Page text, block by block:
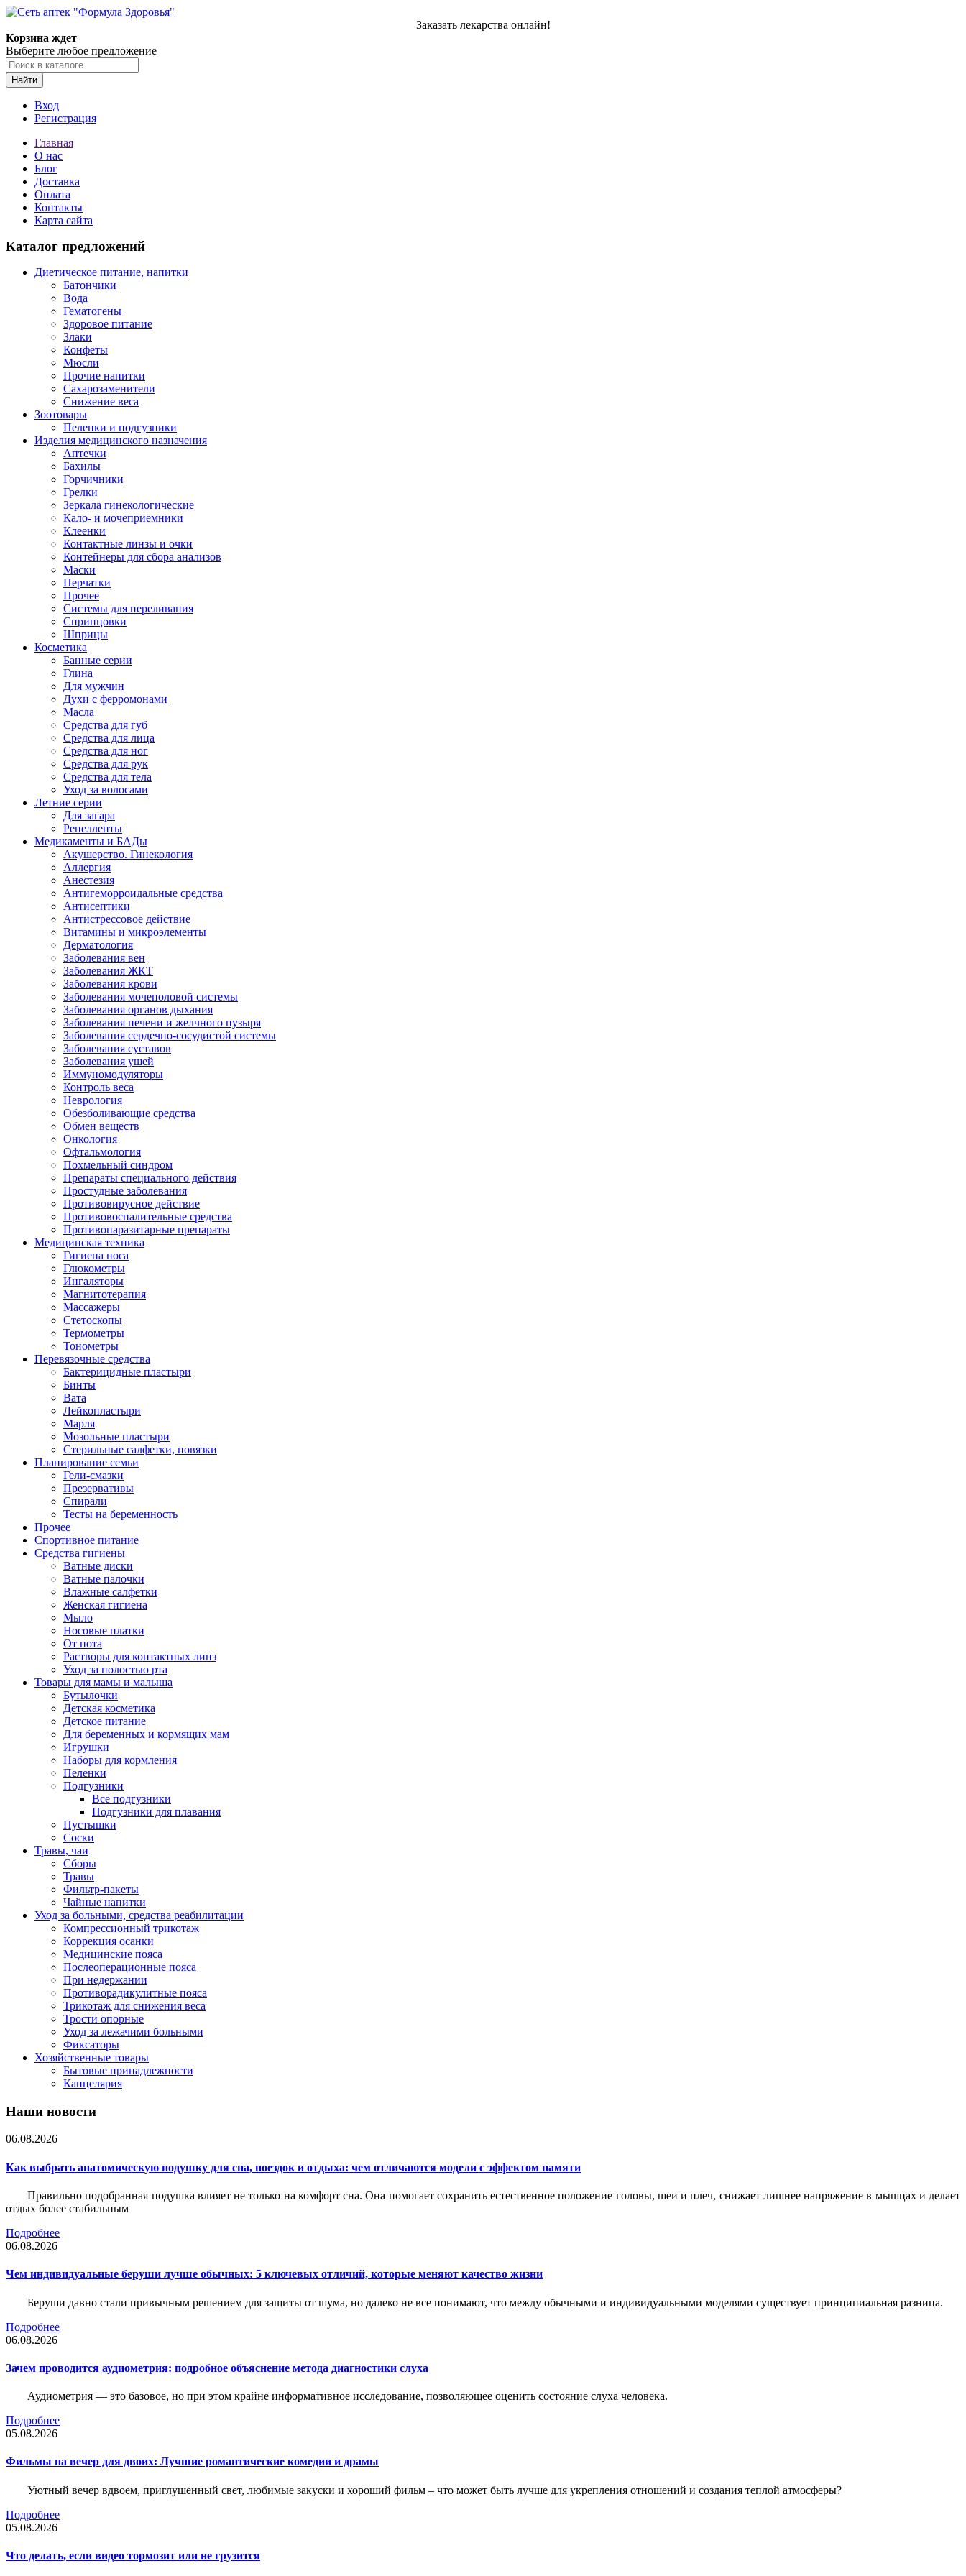
Заказать лекарства онлайн!
Корзина ждет
Выберите любое предложение
Найти
Вход
Регистрация
Главная
О нас
Блог
Доставка
Оплата
Контакты
Карта сайта
Каталог предложений
Диетическое питание, напитки
Батончики
Вода
Гематогены
Здоровое питание
Злаки
Конфеты
Мюсли
Прочие напитки
Сахарозаменители
Снижение веса
Зоотовары
Пеленки и подгузники
Изделия медицинского назначения
Аптечки
Бахилы
Горчичники
Грелки
Зеркала гинекологические
Кало- и мочеприемники
Клеенки
Контактные линзы и очки
Контейнеры для сбора анализов
Маски
Перчатки
Прочее
Системы для переливания
Спринцовки
Шприцы
Косметика
Банные серии
Глина
Для мужчин
Духи с ферромонами
Масла
Средства для губ
Средства для лица
Средства для ног
Средства для рук
Средства для тела
Уход за волосами
Летние серии
Для загара
Репелленты
Медикаменты и БАДы
Акушерство. Гинекология
Аллергия
Анестезия
Антигеморроидальные средства
Антисептики
Антистрессовое действие
Витамины и микроэлементы
Дерматология
Заболевания вен
Заболевания ЖКТ
Заболевания крови
Заболевания мочеполовой системы
Заболевания органов дыхания
Заболевания печени и желчного пузыря
Заболевания сердечно-сосудистой системы
Заболевания суставов
Заболевания ушей
Иммуномодуляторы
Контроль веса
Неврология
Обезболивающие средства
Обмен веществ
Онкология
Офтальмология
Похмельный синдром
Препараты специального действия
Простудные заболевания
Противовирусное действие
Противовоспалительные средства
Противопаразитарные препараты
Медицинская техника
Гигиена носа
Глюкометры
Ингаляторы
Магнитотерапия
Массажеры
Стетоскопы
Термометры
Тонометры
Перевязочные средства
Бактерицидные пластыри
Бинты
Вата
Лейкопластыри
Марля
Мозольные пластыри
Стерильные салфетки, повязки
Планирование семьи
Гели-смазки
Презервативы
Спирали
Тесты на беременность
Прочее
Спортивное питание
Средства гигиены
Ватные диски
Ватные палочки
Влажные салфетки
Женская гигиена
Мыло
Носовые платки
От пота
Растворы для контактных линз
Уход за полостью рта
Товары для мамы и малыша
Бутылочки
Детская косметика
Детское питание
Для беременных и кормящих мам
Игрушки
Наборы для кормления
Пеленки
Подгузники
Все подгузники
Подгузники для плавания
Пустышки
Соски
Травы, чаи
Сборы
Травы
Фильтр-пакеты
Чайные напитки
Уход за больными, средства реабилитации
Компрессионный трикотаж
Коррекция осанки
Медицинские пояса
Послеоперационные пояса
При недержании
Противорадикулитные пояса
Трикотаж для снижения веса
Трости опорные
Уход за лежачими больными
Фиксаторы
Хозяйственные товары
Бытовые принадлежности
Канцелярия
Наши новости
06.08.2026
Как выбрать анатомическую подушку для сна, поездок и отдыха: чем отличаются модели с эффектом памяти
Правильно подобранная подушка влияет не только на комфорт сна. Она помогает сохранить естественное положение головы, шеи и плеч, снижает лишнее напряжение в мышцах и делает
отдых более стабильным
Подробнее
06.08.2026
Чем индивидуальные беруши лучше обычных: 5 ключевых отличий, которые меняют качество жизни
Беруши давно стали привычным решением для защиты от шума, но далеко не все понимают, что между обычными и индивидуальными моделями существует принципиальная разница.
Подробнее
06.08.2026
Зачем проводится аудиометрия: подробное объяснение метода диагностики слуха
Аудиометрия — это базовое, но при этом крайне информативное исследование, позволяющее оценить состояние слуха человека.
Подробнее
05.08.2026
Фильмы на вечер для двоих: Лучшие романтические комедии и драмы
Уютный вечер вдвоем, приглушенный свет, любимые закуски и хороший фильм – что может быть лучше для укрепления отношений и создания теплой атмосферы?
Подробнее
05.08.2026
Что делать, если видео тормозит или не грузится